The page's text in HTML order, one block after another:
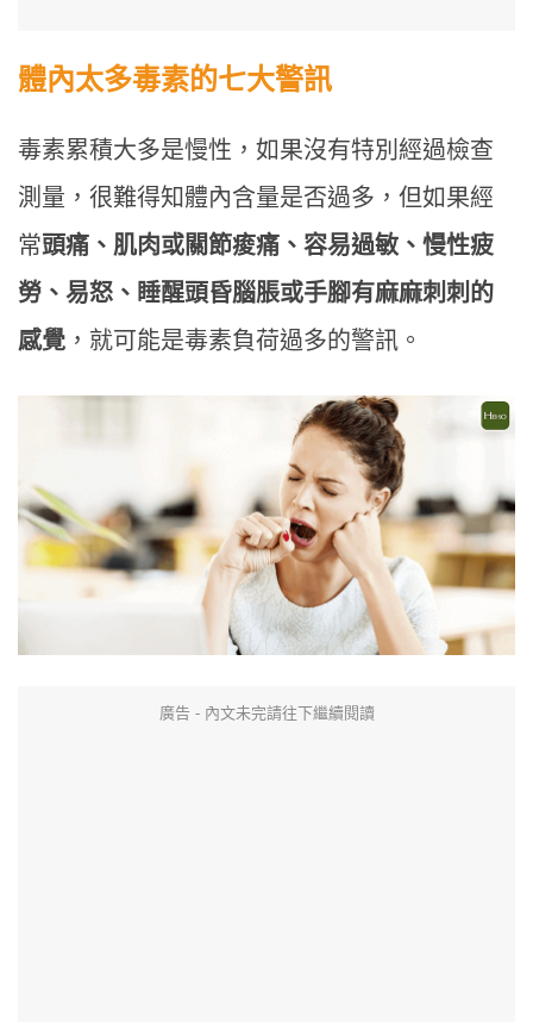
體內太多毒素的七大警訊
毒素累積大多是慢性，如果沒有特別經過檢查
測量，很難得知體內含量是否過多，但如果經
常頭痛、肌肉或關節痠痛、容易過敏、慢性疲
勞、易怒、睡醒頭昏腦脹或手腳有麻麻刺刺的
感覺 ，就可能是毒素負荷過多的警訊。
廣告 - 內文未完請往下繼續閱讀